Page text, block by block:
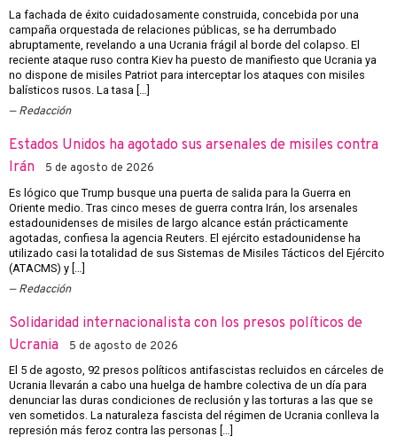
La fachada de éxito cuidadosamente construida, concebida por una
campaña orquestada de relaciones públicas, se ha derrumbado
abruptamente, revelando a una Ucrania frágil al borde del colapso. El
reciente ataque ruso contra Kiev ha puesto de manifiesto que Ucrania ya
no dispone de misiles Patriot para interceptar los ataques con misiles
balísticos rusos. La tasa […]
Redacción
Estados Unidos ha agotado sus arsenales de misiles contra
Irán
5 de agosto de 2026
Es lógico que Trump busque una puerta de salida para la Guerra en
Oriente medio. Tras cinco meses de guerra contra Irán, los arsenales
estadounidenses de misiles de largo alcance están prácticamente
agotadas, confiesa la agencia Reuters. El ejército estadounidense ha
utilizado casi la totalidad de sus Sistemas de Misiles Tácticos del Ejército
(ATACMS) y […]
Redacción
Solidaridad internacionalista con los presos políticos de
Ucrania
5 de agosto de 2026
El 5 de agosto, 92 presos políticos antifascistas recluidos en cárceles de
Ucrania llevarán a cabo una huelga de hambre colectiva de un día para
denunciar las duras condiciones de reclusión y las torturas a las que se
ven sometidos. La naturaleza fascista del régimen de Ucrania conlleva la
represión más feroz contra las personas […]